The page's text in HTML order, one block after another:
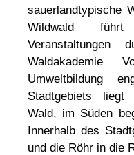
sauerlandtypische
Wildwald führt
Waldakademie
Umweltbildung
Stadtgebiets liegt
Wald, im Süden
Innerhalb des
und die Röhr in die